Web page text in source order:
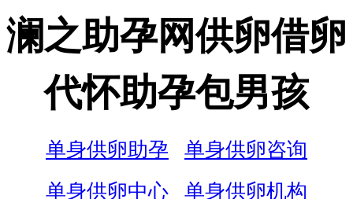
澜之助孕网供卵借卵
代怀助孕包男孩
单身供卵助孕
单身供卵咨询
单身供卵中心
单身供卵机构